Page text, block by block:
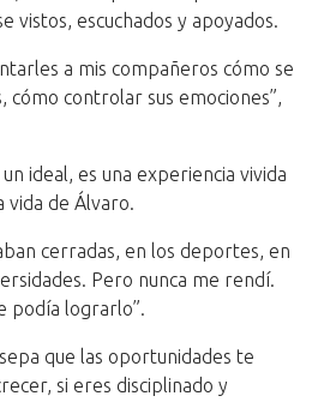
vistos, escuchados y apoyados.
a mis compañeros cómo se
controlar sus emociones”,
un ideal, es una experiencia vivida
vida de Álvaro.
cerradas, en los deportes, en
Pero nunca me rendí.
podía lograrlo”.
que las oportunidades te
si eres disciplinado y